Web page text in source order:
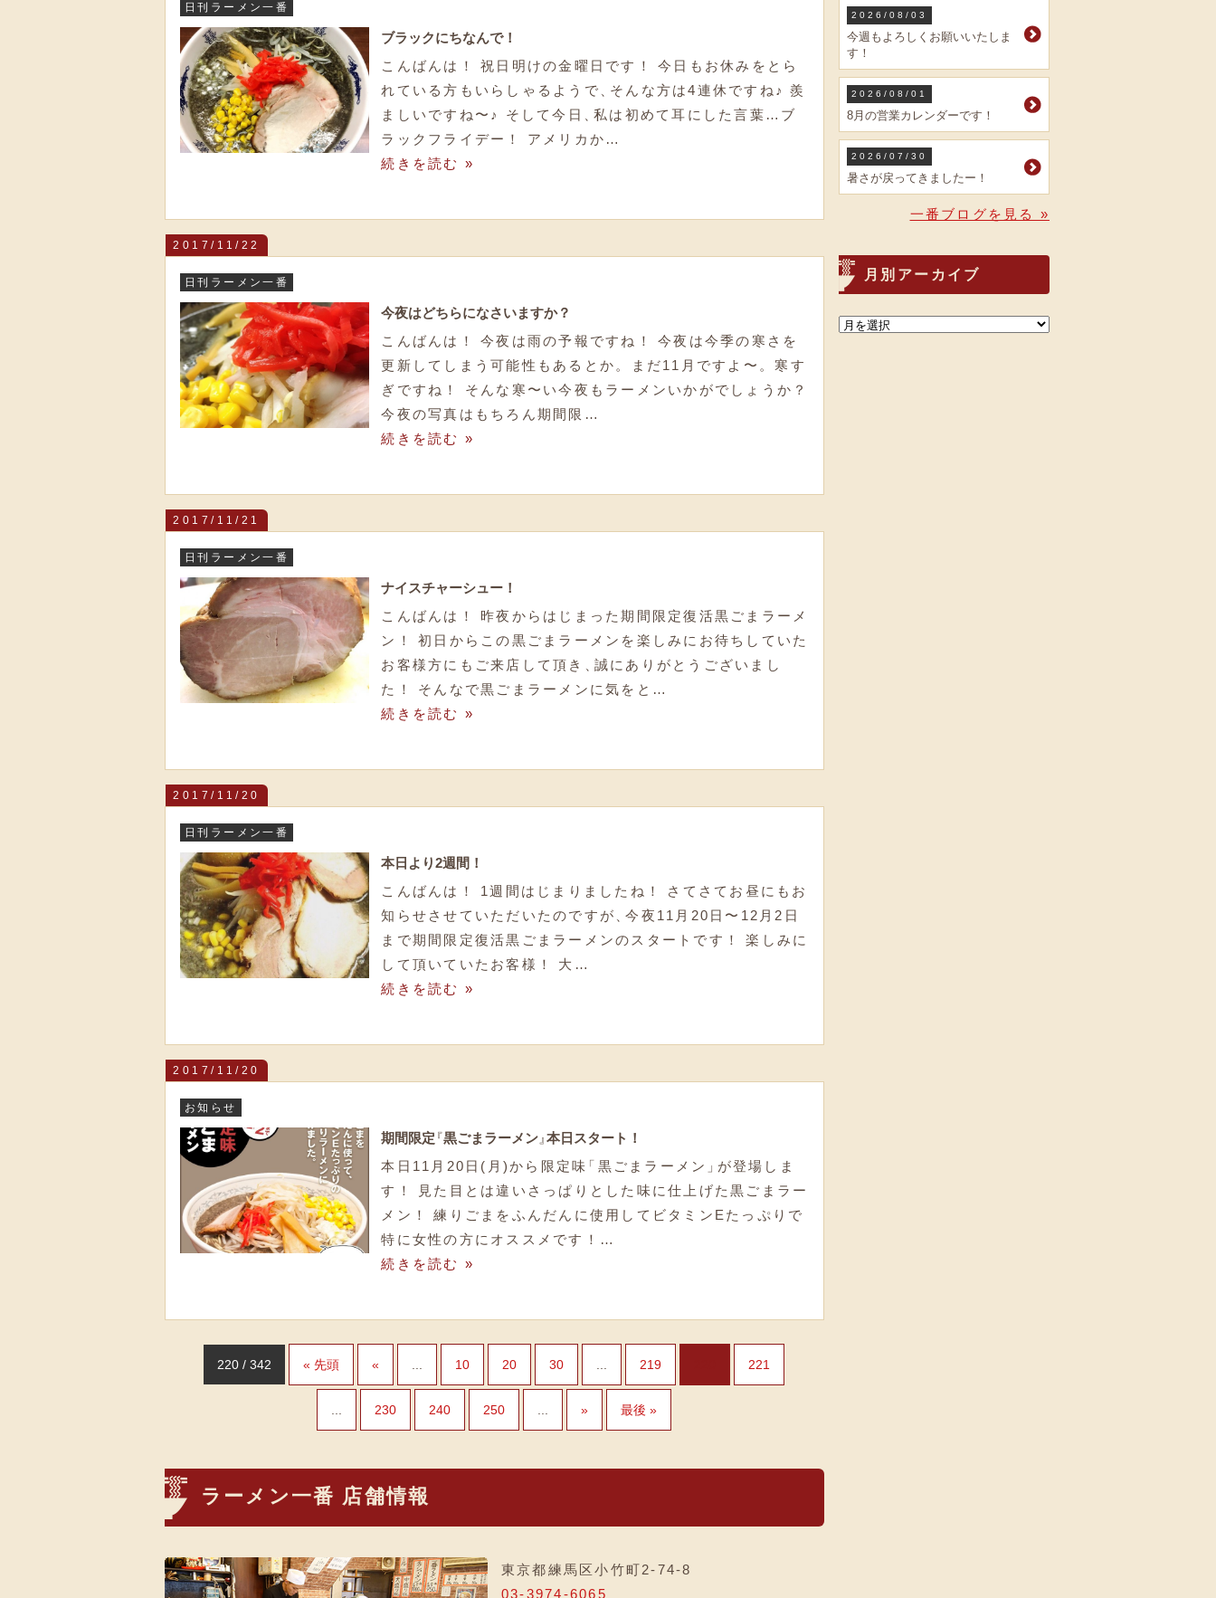
日刊ラーメン一番
ブラックにちなんで！
こんばんは！ 祝日明けの金曜日です！ 今日もお休みをとら
れている方もいらしゃるようで
、そんな方は4連休ですね♪ 羨
ましいですね〜♪ そして今日
、私は初めて耳にした言葉…ブ
ラックフライデー！ アメリカか…
続きを読む »
2017/11/22
日刊ラーメン一番
今夜はどちらになさいますか？
こんばんは！ 今夜は雨の予報ですね！ 今夜は今季の寒さを
更新してしまう可能性もあるとか 。 まだ11月ですよ〜 。 寒す
ぎですね！ そんな寒〜い今夜もラーメンいかがでしょうか？
今夜の写真はもちろん期間限…
続きを読む »
2017/11/21
日刊ラーメン一番
ナイスチャーシュー！
こんばんは！ 昨夜からはじまった期間限定復活黒ごまラーメ
ン！ 初日からこの黒ごまラーメンを楽しみにお待ちしていた
お客様方にもご来店して頂き
、誠にありがとうございまし
た！ そんなで黒ごまラーメンに気をと…
続きを読む »
2017/11/20
日刊ラーメン一番
本日より2週間！
こんばんは！ 1週間はじまりましたね！ さてさてお昼にもお
知らせさせていただいたのですが
、今夜11月20日〜12月2日
まで期間限定復活黒ごまラーメンのスタートです！ 楽しみに
して頂いていたお客様！ 大…
続きを読む »
2017/11/20
お知らせ
期間限定『黒ごまラーメン 』本日スタート！
本日11月20日(月)から限定味「 黒ごまラーメン 」が登場しま
す！ 見た目とは違いさっぱりとした味に仕上げた黒ごまラー
メン！ 練りごまをふんだんに使用してビタミンEたっぷりで
特に女性の方にオススメです！…
続きを読む »
220 / 342 « 先頭 « 10 20 30 219 221
230 240 250 » 最後 »
ラーメン一番 店舗情報
東京都練馬区小竹町2-74-8
03-3974-6065
2026/08/03
今週もよろしくお願いいたしま
す！
2026/08/01
8月の営業カレンダーです！
2026/07/30
暑さが戻ってきましたー！
一番ブログを見る »
月別アーカイブ